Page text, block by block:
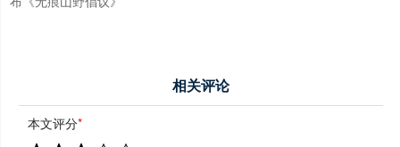
相关评论
本文评分*